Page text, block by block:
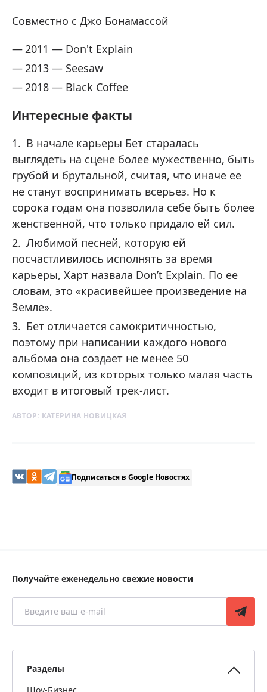
Совместно с Джо Бонамассой
2011 — Don't Explain
2013 — Seesaw
2018 — Black Coffee
Интересные факты
В начале карьеры Бет старалась
выглядеть на сцене более мужественно, быть
грубой и брутальной, считая, что иначе ее
не станут воспринимать всерьез. Но к
сорока годам она позволила себе быть более
женственной, что только придало ей сил.
Любимой песней, которую ей
посчастливилось исполнять за время
карьеры, Харт назвала Don’t Explain. По ее
словам, это «красивейшее произведение на
Земле».
Бет отличается самокритичностью,
поэтому при написании каждого нового
альбома она создает не менее 50
композиций, из которых только малая часть
входит в итоговый трек-лист.
АВТОР: КАТЕРИНА НОВИЦКАЯ
Подписаться в Google Новостях
Получайте еженедельно свежие новости
Разделы
Шоу-Бизнес